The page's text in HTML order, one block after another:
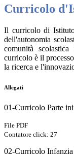
Curricolo
Il curricolo di Istituto
dell'autonomia
comunità
curricolo è il
la ricerca e
Allegati
01-Curricolo Parte
File PDF
Contatore click: 27
02-Curricolo